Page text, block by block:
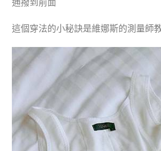
通撥到前面
這個穿法的小秘訣是維娜斯的測量師